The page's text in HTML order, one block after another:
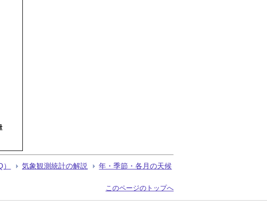
気象観測統計の解説 年・季節・各月の天候
このページのトップへ